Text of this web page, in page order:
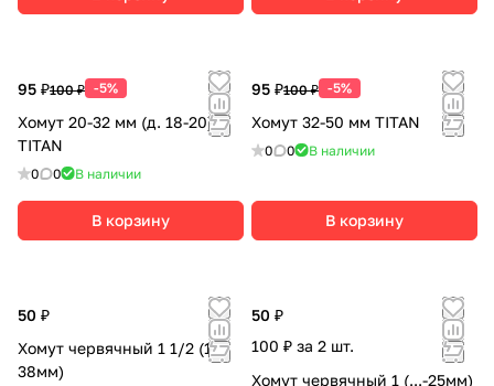
95 ₽100 ₽ -5%
Хомут 20-32 мм (д. 18-20)
TITAN
0 0 В наличии
В корзину
95 ₽100 ₽ -5%
Хомут 32-50 мм TITAN
0 0 В наличии
В корзину
50 ₽
Хомут червячный 1 1/2 (19-
38мм)
50 ₽
100 ₽ за 2 шт.
Хомут червячный 1 (...-25мм)